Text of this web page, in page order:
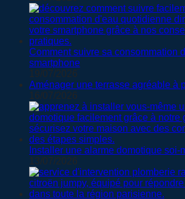
Comment suivre sa consommation
smartphone
19/07/2026
Aménager une terrasse agréable à
16/07/2026
Installer une alarme domotique soi-
13/07/2026